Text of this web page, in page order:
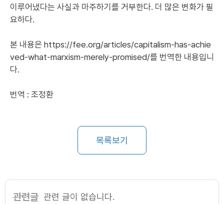
이루어냈다는 사실과 마주하기를 거부한다. 더 많은 변화가 필
요하다.
본 내용은 https://fee.org/articles/capitalism-has-achie
ved-what-marxism-merely-promised/를 번역한 내용입니
다.
번역 : 조정환
목록보기
관련글 관련 글이 없습니다.